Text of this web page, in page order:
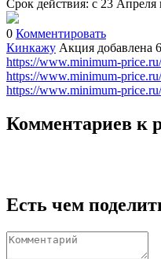
Срок действия: с 23 Апреля
0 Комментировать
Кинкажу Акция добавлена
https://www.minimum-
https://www.minimum-
https://www.minimum-
Комментариев к
Есть чем